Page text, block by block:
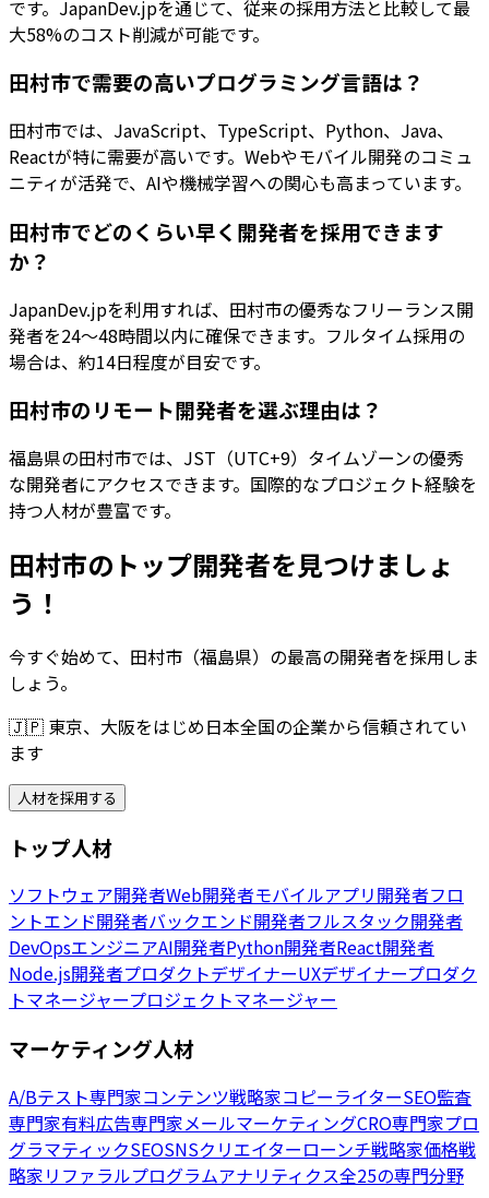
です。JapanDev.jpを通じて、従来の採用方法と比較して最
大58%のコスト削減が可能です。
田村市で需要の高いプログラミング言語は？
田村市では、JavaScript、TypeScript、Python、Java、
Reactが特に需要が高いです。Webやモバイル開発のコミュ
ニティが活発で、AIや機械学習への関心も高まっています。
田村市でどのくらい早く開発者を採用できます
か？
JapanDev.jpを利用すれば、田村市の優秀なフリーランス開
発者を24〜48時間以内に確保できます。フルタイム採用の
場合は、約14日程度が目安です。
田村市のリモート開発者を選ぶ理由は？
福島県の田村市では、JST（UTC+9）タイムゾーンの優秀
な開発者にアクセスできます。国際的なプロジェクト経験を
持つ人材が豊富です。
田村市のトップ開発者を見つけましょ
う！
今すぐ始めて、田村市（福島県）の最高の開発者を採用しま
しょう。
🇯🇵 東京、大阪をはじめ日本全国の企業から信頼されてい
ます
人材を採用する
トップ人材
ソフトウェア開発者Web開発者モバイルアプリ開発者フロ
ントエンド開発者バックエンド開発者フルスタック開発者
DevOpsエンジニアAI開発者Python開発者React開発者
Node.js開発者プロダクトデザイナーUXデザイナープロダク
トマネージャープロジェクトマネージャー
マーケティング人材
A/Bテスト専門家コンテンツ戦略家コピーライターSEO監査
専門家有料広告専門家メールマーケティングCRO専門家プロ
グラマティックSEOSNSクリエイターローンチ戦略家価格戦
略家リファラルプログラムアナリティクス全25の専門分野